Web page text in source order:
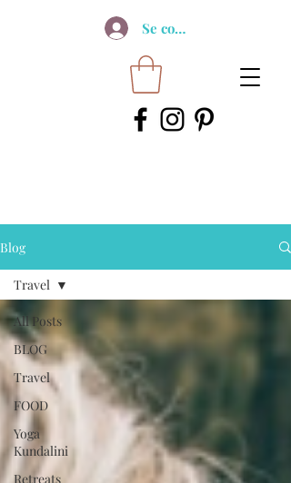
Se connecter
Blog
All Posts
BLOG
Travel
FOOD
Yoga
Kundalini
Retreats
Travel